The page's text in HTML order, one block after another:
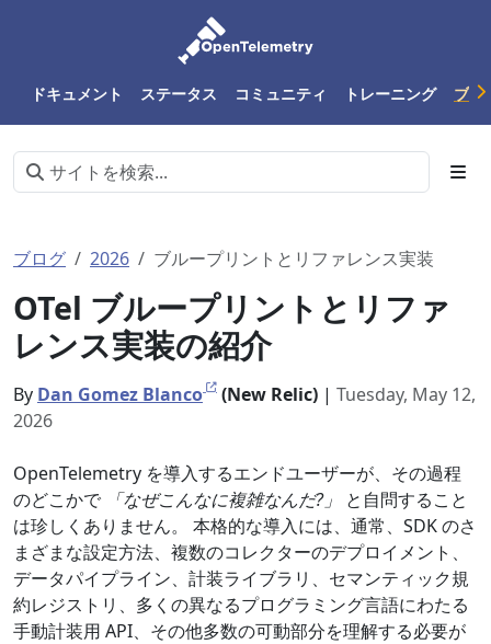
ドキュメント ステータス コミュニティ トレーニング ブロ
ブログ 2026 ブループリントとリファレンス実装
OTel ブループリントとリファ
レンス実装の紹介
By Dan Gomez Blanco (New Relic) | Tuesday, May 12,
2026
OpenTelemetry を導入するエンドユーザーが、その過程
のどこかで
「なぜこんなに複雑なんだ?」
と自問すること
は珍しくありません。 本格的な導入には、通常、SDK のさ
まざまな設定方法、複数のコレクターのデプロイメント、
データパイプライン、計装ライブラリ、セマンティック規
約レジストリ、多くの異なるプログラミング言語にわたる
手動計装用 API、その他多数の可動部分を理解する必要が